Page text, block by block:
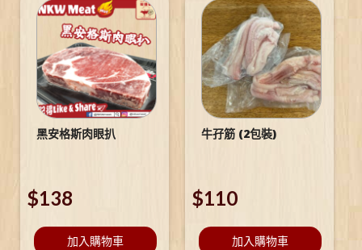
黑安格斯肉眼扒
$138
加入購物車
牛孖筋 (2包裝)
$110
加入購物車